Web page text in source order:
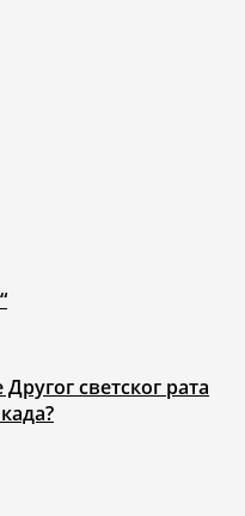
светског рата